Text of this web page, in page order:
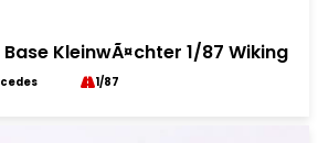
KleinwÃ¤chter 1/87 Wiking
1/87